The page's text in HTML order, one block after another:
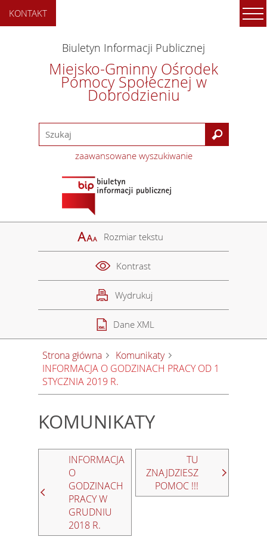
Miejsko-Gminny Ośrodek
Pomocy Społecznej w
Dobrodzieniu
Biuletyn Informacji Publicznej
zaawansowane wyszukiwanie
KONTAKT
Rozmiar tekstu
Kontrast
Wydrukuj
Dane XML
Strona główna
Komunikaty
INFORMACJA O GODZINACH PRACY OD 1
STYCZNIA 2019 R.
KOMUNIKATY
INFORMACJA
O
GODZINACH
PRACY W
GRUDNIU
2018 R.
TU
ZNAJDZIESZ
POMOC !!!